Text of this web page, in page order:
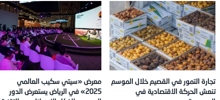
تجارة التمور في القصيم خلال الموسم
تنعش الحركة الاقتصادية في
معرض «سيتي سكيب العالمي
2025» في الرياض يستعرض الدور